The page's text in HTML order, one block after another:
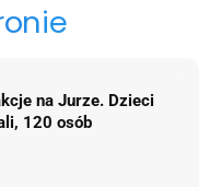
na Jurze. Dzieci
120 osób